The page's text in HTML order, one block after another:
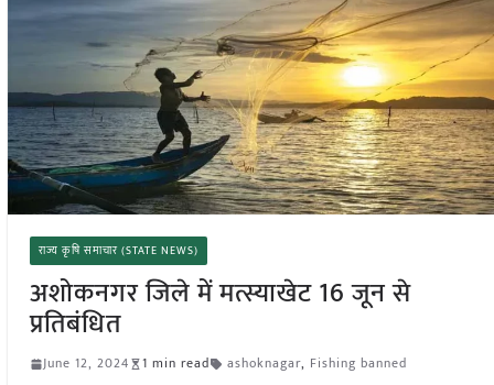
राज्य कृषि समाचार (STATE NEWS)
अशोकनगर जिले में मत्स्याखेट 16 जून से
प्रतिबंधित
June 12, 2024 1 min read ashoknagar, Fishing banned